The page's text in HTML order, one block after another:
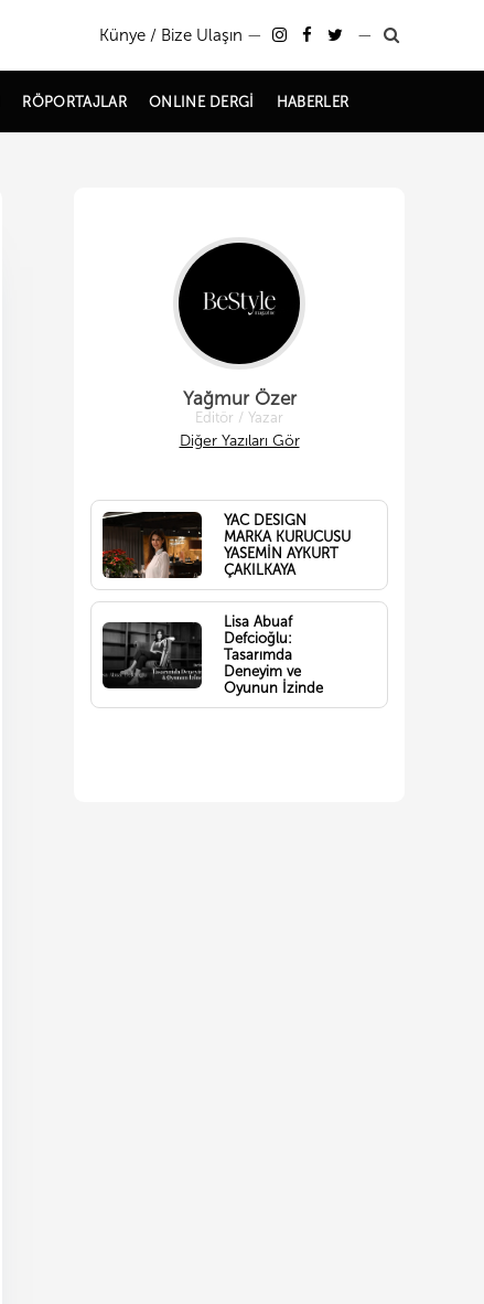
Künye / Bize Ulaşın — —
RÖPORTAJLAR ONLINE DERGİ HABERLER
Yağmur Özer
Editör / Yazar
Diğer Yazıları Gör
YAC DESIGN
MARKA KURUCUSU
YASEMİN AYKURT
ÇAKILKAYA
Lisa Abuaf
Defcioğlu:
Tasarımda
Deneyim ve
Oyunun İzinde